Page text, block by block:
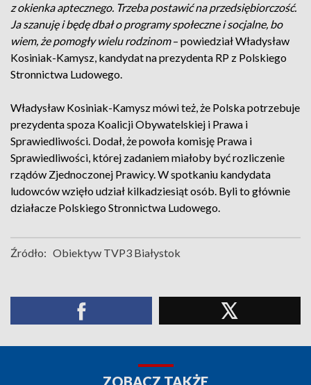
z okienka aptecznego. Trzeba postawić na przedsiębiorczość.
Ja szanuję i będę dbał o programy społeczne i socjalne, bo
wiem, że pomogły wielu rodzinom– powiedział Władysław
Kosiniak-Kamysz, kandydat na prezydenta RP z Polskiego
Stronnictwa Ludowego.
Władysław Kosiniak-Kamysz mówi też, że Polska potrzebuje
prezydenta spoza Koalicji Obywatelskiej i Prawa i
Sprawiedliwości. Dodał, że powoła komisję Prawa i
Sprawiedliwości, której zadaniem miałoby być rozliczenie
rządów Zjednoczonej Prawicy. W spotkaniu kandydata
ludowców wzięło udział kilkadziesiąt osób. Byli to głównie
działacze Polskiego Stronnictwa Ludowego.
Źródło: Obiektyw TVP3 Białystok
ZOBACZ TAKŻE